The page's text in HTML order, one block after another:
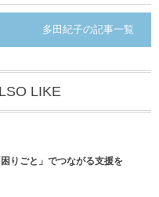
多田紀子の記事一覧
LIKE
りごと」でつながる支援を